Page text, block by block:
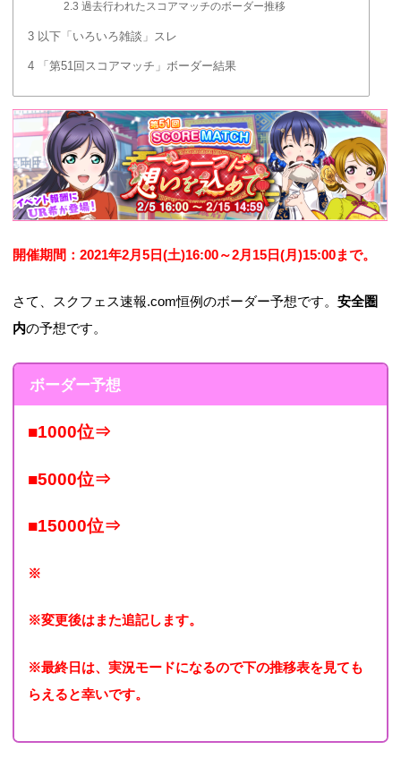
2.3 過去行われたスコアマッチのボーダー推移
3 以下「いろいろ雑談」スレ
4 「第51回スコアマッチ」ボーダー結果
開催期間：2021年2月5日(土)16:00～2月15日(月)15:00まで。
さて、スクフェス速報.com恒例のボーダー予想です。安全圏
内の予想です。
ボーダー予想
■1000位⇒
■5000位⇒
■15000位⇒
※
※変更後はまた追記します。
※最終日は、実況モードになるので下の推移表を見ても
らえると幸いです。